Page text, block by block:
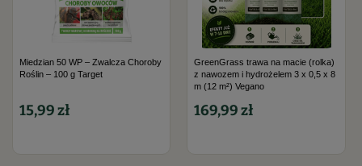
Miedzian 50 WP – Zwalcza Choroby
Roślin – 100 g Target
15,99 zł
GreenGrass trawa na macie (rolka)
z nawozem i hydrożelem 3 x 0,5 x 8
m (12 m²) Vegano
169,99 zł